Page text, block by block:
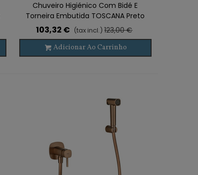
Chuveiro Higiénico Com Bidé E
Torneira Embutida TOSCANA Preto
103,32 € (tax incl.) 123,00 €
Adicionar Ao Carrinho